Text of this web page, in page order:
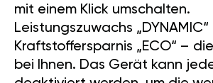
mit einem Klick umschalten.
Leistungszuwachs
Kraftstoffersparnis „ECO“ –
bei Ihnen. Das Gerät kann